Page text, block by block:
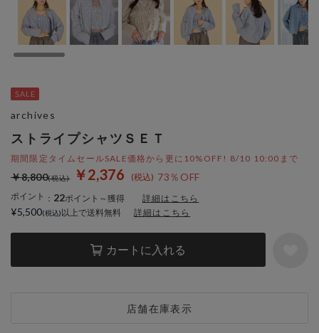
ストライプシャツＳＥＴ
期間限定タイムセールSALE価格から更に10%OFF! 8/10 10:00まで
￥2,376 73％OFF
￥8,800
ポイント ： 22ポイント～獲得 詳細はこちら
カートに入れる
店舗在庫表示
archives
¥5,500 以上で送料無料 詳細はこちら